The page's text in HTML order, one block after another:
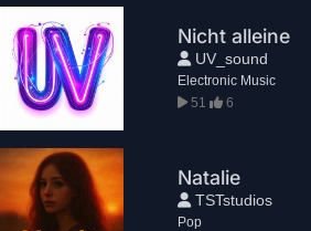
Nicht alleine
UV_sound
Electronic Music
51
6
Natalie
TSTstudios
Pop